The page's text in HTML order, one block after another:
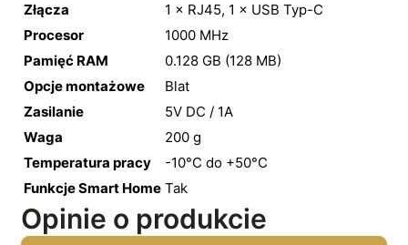
Złącza
1 × RJ45, 1 × USB Typ-C
Procesor
1000 MHz
Pamięć RAM
0.128 GB (128 MB)
Opcje montażowe
Blat
Zasilanie
5V DC / 1A
Waga
200 g
Temperatura pracy
-10°C do +50°C
Funkcje Smart Home Tak
Opinie o produkcie